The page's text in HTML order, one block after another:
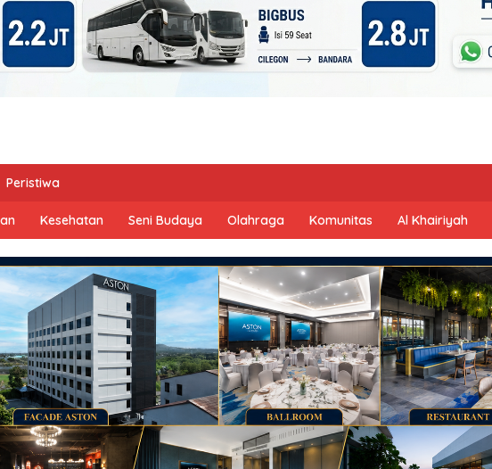
Peristiwa
Kesehatan Seni Budaya Olahraga Komunitas Al Khairiyah